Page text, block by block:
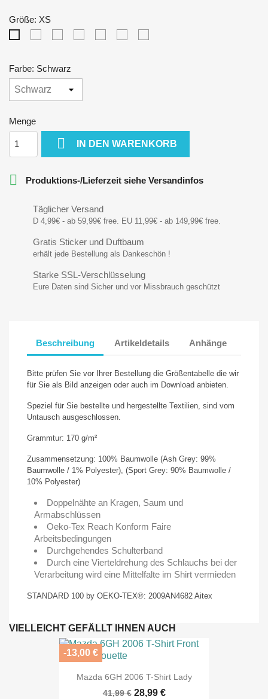
Größe: XS
Farbe: Schwarz
Menge
 IN DEN WARENKORB
 Produktions-/Lieferzeit siehe Versandinfos
Täglicher Versand
D 4,99€ - ab 59,99€ free. EU 11,99€ - ab 149,99€ free.
Gratis Sticker und Duftbaum
erhält jede Bestellung als Dankeschön !
Starke SSL-Verschlüsselung
Eure Daten sind Sicher und vor Missbrauch geschützt
Beschreibung Artikeldetails Anhänge
Bitte prüfen Sie vor Ihrer Bestellung die Größentabelle die wir
für Sie als Bild anzeigen oder auch im Download anbieten.
Speziel für Sie bestellte und hergestellte Textilien, sind vom
Untausch ausgeschlossen.
Grammtur: 170 g/m²
Zusammensetzung: 100% Baumwolle (Ash Grey: 99%
Baumwolle / 1% Polyester), (Sport Grey: 90% Baumwolle /
10% Polyester)
Doppelnähte an Kragen, Saum und
Armabschlüssen
Oeko-Tex Reach Konform Faire
Arbeitsbedingungen
Durchgehendes Schulterband
Durch eine Vierteldrehung des Schlauchs bei der
Verarbeitung wird eine Mittelfalte im Shirt vermieden
STANDARD 100 by OEKO-TEX®: 2009AN4682 Aitex
VIELLEICHT GEFÄLLT IHNEN AUCH
Mazda 6GH 2006 T-Shirt Lady
41,99 € 28,99 €
-13,00 €